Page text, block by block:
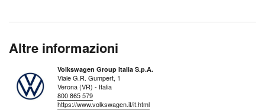
Altre informazioni
Volkswagen Group Italia S.p.A.
Viale G.R. Gumpert, 1
Verona (VR) - Italia
800 865 579
https://www.volkswagen.it/it.html